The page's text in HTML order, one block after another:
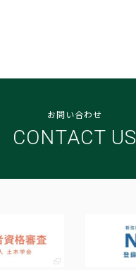
お問い合わせ
CONTACT US